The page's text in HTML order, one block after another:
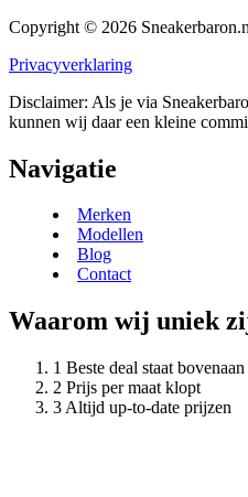
Copyright © 2026
Privacyverklaring
Disclaimer: Als je via
kunnen wij daar een kleine
Navigatie
Merken
Modellen
Blog
Contact
Waarom wij uniek
Beste deal staat bovenaan
Prijs per maat klopt
Altijd up-to-date prijzen